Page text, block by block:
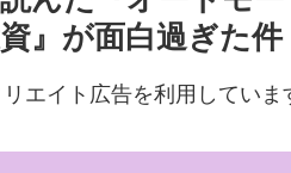
』が面白過ぎた件
エイト広告を利用していま